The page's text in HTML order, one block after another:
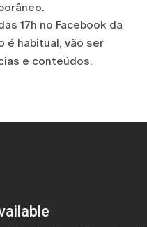
17h no Facebook da
é habitual, vão ser
e conteúdos.